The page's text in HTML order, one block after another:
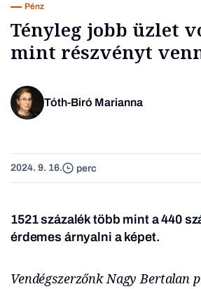
Pénz
Tényleg jobb üzlet
mint részvényt
Tóth-Biró Marianna
2024. 9. 16. perc
1521 százalék több mint a 440
érdemes árnyalni a képet.
Vendégszerzőnk Nagy Bertalan